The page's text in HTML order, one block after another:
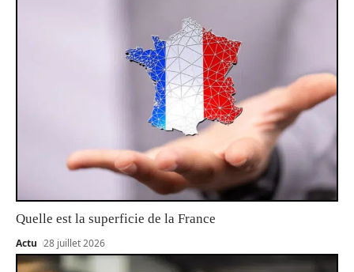
Quelle est la superficie de la France
Actu 28 juillet 2026